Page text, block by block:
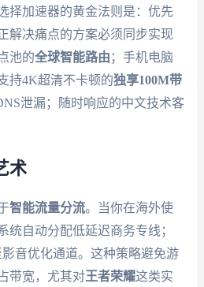
择加速器的黄金法则是：优先
解决痛点的方案必须同步实现
池的全球智能路由 ；手机电脑
持4K超清不卡顿的独享100M带
泄漏；随时响应的中文技术客
术
智能流量分流。当你在海外使
统自动分配低延迟商务专线；
音优化通道。这种策略避免游
带宽，尤其对王者荣耀这类实